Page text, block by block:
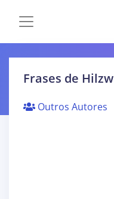
Frases de Hilzw
Outros Autores